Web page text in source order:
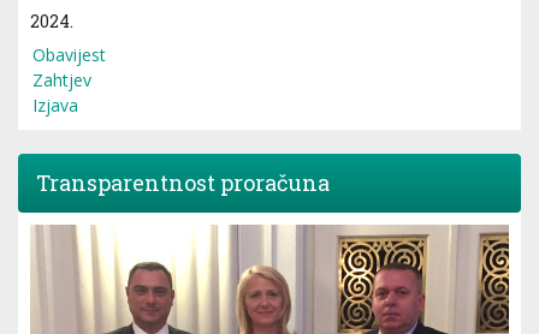
2024.
Obavijest
Zahtjev
Izjava
Transparentnost proračuna